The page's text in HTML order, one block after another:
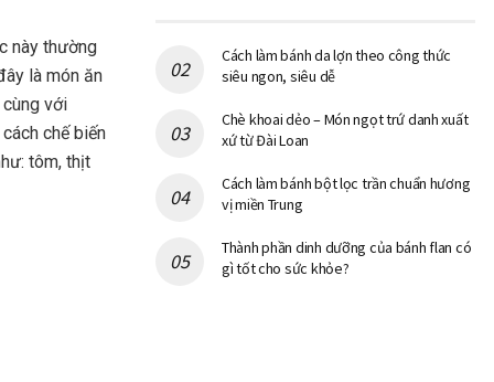
này thường
là món ăn
với
chế biến
tôm, thịt
Cách làm bánh da lợn theo công thức
siêu ngon, siêu dễ
Chè khoai dẻo – Món ngọt trứ danh xuất
xứ từ Đài Loan
Cách làm bánh bột lọc trần chuẩn hương
vị miền Trung
Thành phần dinh dưỡng của bánh flan có
gì tốt cho sức khỏe?